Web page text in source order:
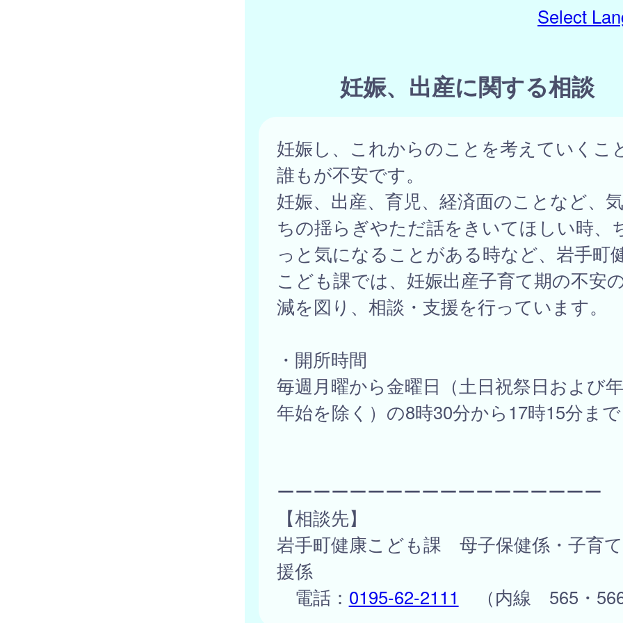
Select
妊娠、出産に関する相談
妊娠し、これからのことを考えていくこ
誰もが不安です。
妊娠、出産、育児、経済面のことなど、
ちの揺らぎやただ話をきいてほしい時、
っと気になることがある時など、岩手町
こども課では、妊娠出産子育て期の不安
減を図り、相談・支援を行っています。
・開所時間
毎週月曜から金曜日（土日祝祭日および
年始を除く）の8時30分から17時15分まで
ーーーーーーーーーーーーーーーーーー
【相談先】
岩手町健康こども課 母子保健係・子育
援係
電話： 0195-62-2111 （内線 565・566